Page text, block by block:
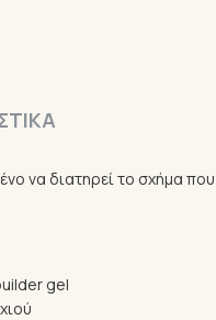
να διατηρεί το σχήμα
gel